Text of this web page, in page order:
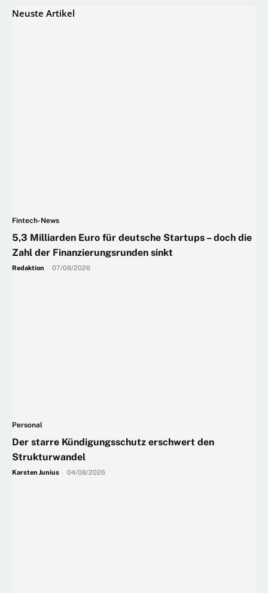
Neuste Artikel
Fintech-News
5,3 Milliarden Euro für deutsche Startups – doch die
Zahl der Finanzierungsrunden sinkt
Redaktion 07/08/2026
Personal
Der starre Kündigungsschutz erschwert den
Strukturwandel
Karsten Junius 04/08/2026